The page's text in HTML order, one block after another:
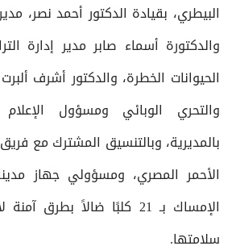
البيطري، بقيادة الدكتور أحمد نصر،
والدكتورة أسماء صابر مدير إدارة
الحيوانات الخطرة، والدكتور أشرف
والتحري الوبائي ومسؤول الإعلام
بالمديرية، وبالتنسيق المشترك مع
الأحمر المصري، ومسؤولي جهاز
الإمساك بـ 21 كلبًا ضالاً
سلامتها.